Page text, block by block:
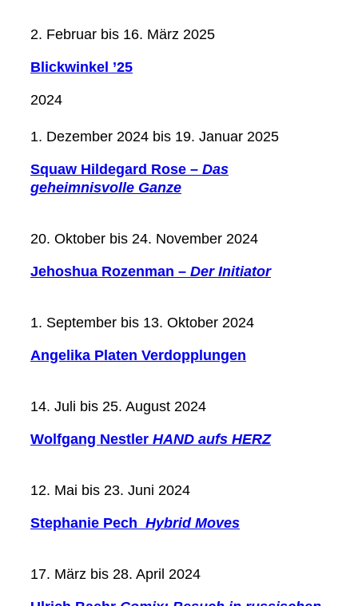
2. Februar bis 16. März 2025
Blickwinkel ’25
2024
1. Dezember 2024 bis 19. Januar 2025
Squaw Hildegard Rose – Das
geheimnisvolle Ganze
20. Oktober bis 24. November 2024
Jehoshua Rozenman – Der Initiator
1. September bis 13. Oktober 2024
Angelika Platen Verdopplungen
14. Juli bis 25. August 2024
Wolfgang Nestler HAND aufs HERZ
12. Mai bis 23. Juni 2024
Stephanie Pech Hybrid Moves
17. März bis 28. April 2024